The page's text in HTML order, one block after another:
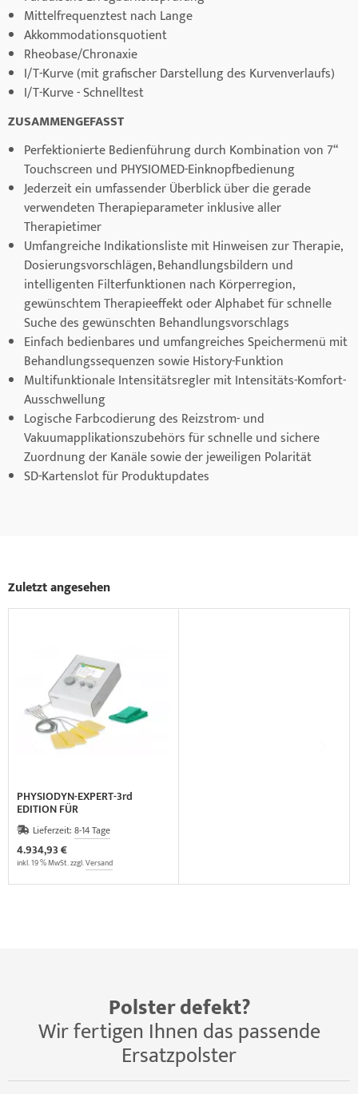
Mittelfrequenztest nach Lange
Akkommodationsquotient
Rheobase/Chronaxie
I/T-Kurve (mit grafischer Darstellung des Kurvenverlaufs)
I/T-Kurve - Schnelltest
ZUSAMMENGEFASST
Perfektionierte Bedienführung durch Kombination von 7“
Touchscreen und PHYSIOMED-Einknopfbedienung
Jederzeit ein umfassender Überblick über die gerade
verwendeten Therapieparameter inklusive aller
Therapietimer
Umfangreiche Indikationsliste mit Hinweisen zur Therapie,
Dosierungsvorschlägen, Behandlungsbildern und
intelligenten Filterfunktionen nach Körperregion,
gewünschtem Therapieeffekt oder Alphabet für schnelle
Suche des gewünschten Behandlungsvorschlags
Einfach bedienbares und umfangreiches Speichermenü mit
Behandlungssequenzen sowie History-Funktion
Multifunktionale Intensitätsregler mit Intensitäts-Komfort-
Ausschwellung
Logische Farbcodierung des Reizstrom- und
Vakuumapplikationszubehörs für schnelle und sichere
Zuordnung der Kanäle sowie der jeweiligen Polarität
SD-Kartenslot für Produktupdates
Zuletzt angesehen
PHYSIODYN-EXPERT-3rd
EDITION FÜR
ELEKTROTHERAPIE
Lieferzeit: 8-14 Tage
4.934,93 €
inkl. 19 % MwSt. zzgl.Versand
Polster defekt?
Wir fertigen Ihnen das passende
Ersatzpolster